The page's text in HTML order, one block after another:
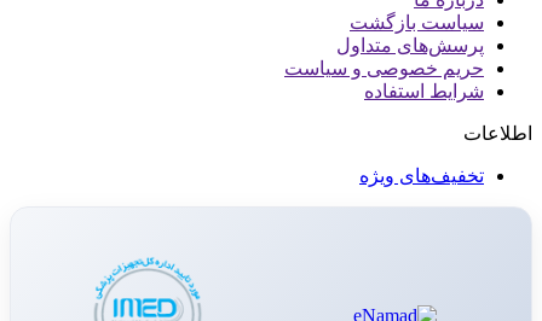
سیاست بازگشت
پرسش‌های متداول
حریم خصوصی و سیاست
شرایط استفاده
اطلاعات
تخفیف‌های ویژه